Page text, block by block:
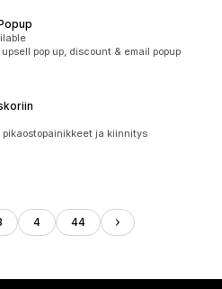
pop up, discount & email popup
ja kiinnitys
4 44